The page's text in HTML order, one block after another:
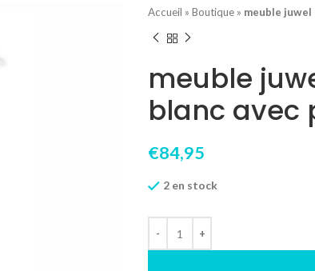
Accueil » Boutique » meuble juwel
meuble
blanc avec
€84,95
2 en stock